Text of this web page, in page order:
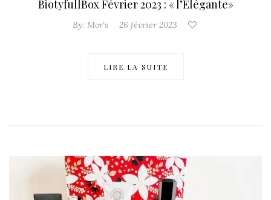
BiotyfullBox Février 2023 : « l’Élégante»
By: Mor's 26 février 2023
LIRE LA SUITE